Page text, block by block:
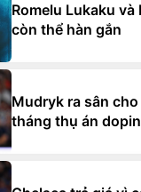
Romelu Lukaku
còn thể hàn gắn
Mudryk ra sân
tháng thụ án